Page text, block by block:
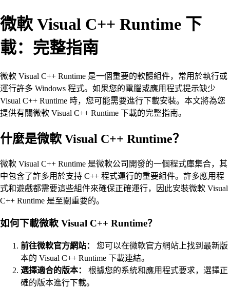
微軟 Visual C++ Runtime 下
載：完整指南
微軟 Visual C++ Runtime 是一個重要的軟體組件，常用於執行或
運行許多 Windows 程式。如果您的電腦或應用程式提示缺少
Visual C++ Runtime 時，您可能需要進行下載安裝。本文將為您
提供有關微軟 Visual C++ Runtime 下載的完整指南。
什麼是微軟 Visual C++ Runtime？
微軟 Visual C++ Runtime 是微軟公司開發的一個程式庫集合，其
中包含了許多用於支持 C++ 程式運行的重要組件。許多應用程
式和遊戲都需要這些組件來確保正確運行，因此安裝微軟 Visual
C++ Runtime 是至關重要的。
如何下載微軟 Visual C++ Runtime？
前往微軟官方網站：
您可以在微軟官方網站上找到最新版
本的 Visual C++ Runtime 下載連結。
選擇適合的版本：
根據您的系統和應用程式要求，選擇正
確的版本進行下載。